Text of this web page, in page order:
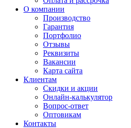
О компании
Производство
Гарантия
Портфолио
Отзывы
Реквизиты
Вакансии
Карта сайта
Клиентам
Скидки и акции
Онлайн-калькулятор
Вопрос-ответ
Оптовикам
Контакты